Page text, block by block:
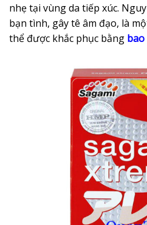
nhẹ tại vùng da tiếp xúc.
bạn tình, gây tê âm đạo, là
thể được khắc phục bằng bao